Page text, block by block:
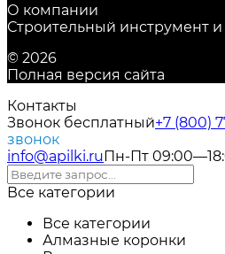
О компании
Строительный инструмент
© 2026
Полная версия сайта
Контакты
Звонок бесплатный+7 (800)
звонок
info@apilki.ruПн-Пт
Все категории
Все категории
Алмазные коронки